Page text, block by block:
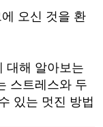
오신 것을 환
대해 알아보는
스트레스와 두
있는 멋진 방법